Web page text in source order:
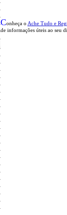
Conheça o Ache Tudo e
de informações úteis ao seu